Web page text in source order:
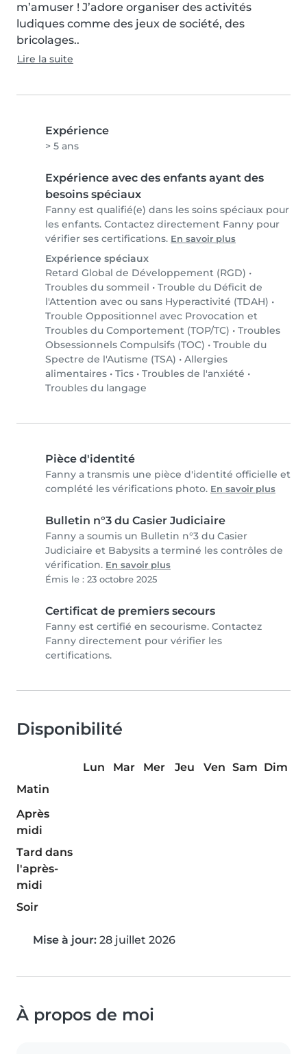
m’amuser ! J’adore organiser des activités
ludiques comme des jeux de société, des
bricolages..
Lire la suite
Expérience
> 5 ans
Expérience avec des enfants ayant des
besoins spéciaux
Fanny est qualifié(e) dans les soins spéciaux pour
les enfants. Contactez directement Fanny pour
vérifier ses certifications. En savoir plus
Expérience spéciaux
Retard Global de Développement (RGD) •
Troubles du sommeil • Trouble du Déficit de
l'Attention avec ou sans Hyperactivité (TDAH) •
Trouble Oppositionnel avec Provocation et
Troubles du Comportement (TOP/TC) • Troubles
Obsessionnels Compulsifs (TOC) • Trouble du
Spectre de l'Autisme (TSA) • Allergies
alimentaires • Tics • Troubles de l'anxiété •
Troubles du langage
Pièce d'identité
Fanny a transmis une pièce d'identité officielle et
complété les vérifications photo. En savoir plus
Bulletin n°3 du Casier Judiciaire
Fanny a soumis un Bulletin n°3 du Casier
Judiciaire et Babysits a terminé les contrôles de
vérification. En savoir plus
Émis le : 23 octobre 2025
Certificat de premiers secours
Fanny est certifié en secourisme. Contactez
Fanny directement pour vérifier les
certifications.
Disponibilité
Lun Mar Mer Jeu Ven Sam Dim
Matin
Après
midi
Tard dans
l'après-
midi
Soir
Mise à jour: 28 juillet 2026
À propos de moi